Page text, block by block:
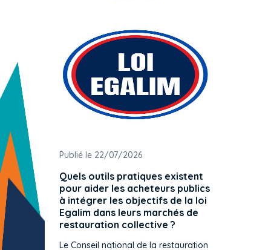
Publié le 22/07/2026
Quels outils pratiques existent
pour aider les acheteurs publics
à intégrer les objectifs de la loi
Egalim dans leurs marchés de
restauration collective ?
Le Conseil national de la restauration